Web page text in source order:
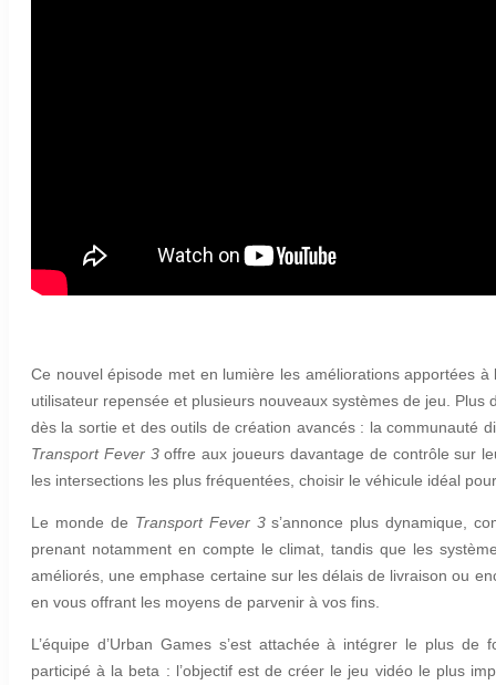
Ce nouvel épisode met en lumière les améliorations apportées
utilisateur repensée et plusieurs nouveaux systèmes de jeu.
dès la sortie et des outils de création avancés : la communauté
Transport Fever 3offre aux joueurs davantage de contrôle sur
les intersections les plus fréquentées, choisir le véhicule idéal
Le monde de Transport Fever 3s’annonce plus dynamique,
prenant notamment en compte le climat, tandis que les
améliorés, une emphase certaine sur les délais de livraison ou
en vous offrant les moyens de parvenir à vos fins.
L’équipe d’Urban Games s’est attachée à intégrer le plus
participé à la beta : l’objectif est de créer le jeu vidéo le plus